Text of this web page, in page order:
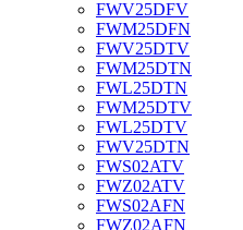
FWV25DFV
FWM25DFN
FWV25DTV
FWM25DTN
FWL25DTN
FWM25DTV
FWL25DTV
FWV25DTN
FWS02ATV
FWZ02ATV
FWS02AFN
FWZ02AFN